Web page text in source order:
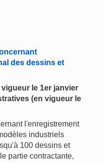
des dessins et
le 1er janvier
(en vigueur le
l'enregistrement
industriels
100 dessins et
partie contractante,